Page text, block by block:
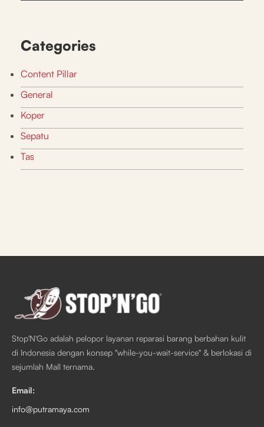
Categories
Content Pillar
General
Koper
Sepatu
Tas
Stop'N'Go adalah pelopor layanan reparasi barang berbahan kulit
di Indonesia dengan konsep "while-you-wait-service" & berlokasi di
sejumlah Mall ternama.
Email:
info@putramaya.com